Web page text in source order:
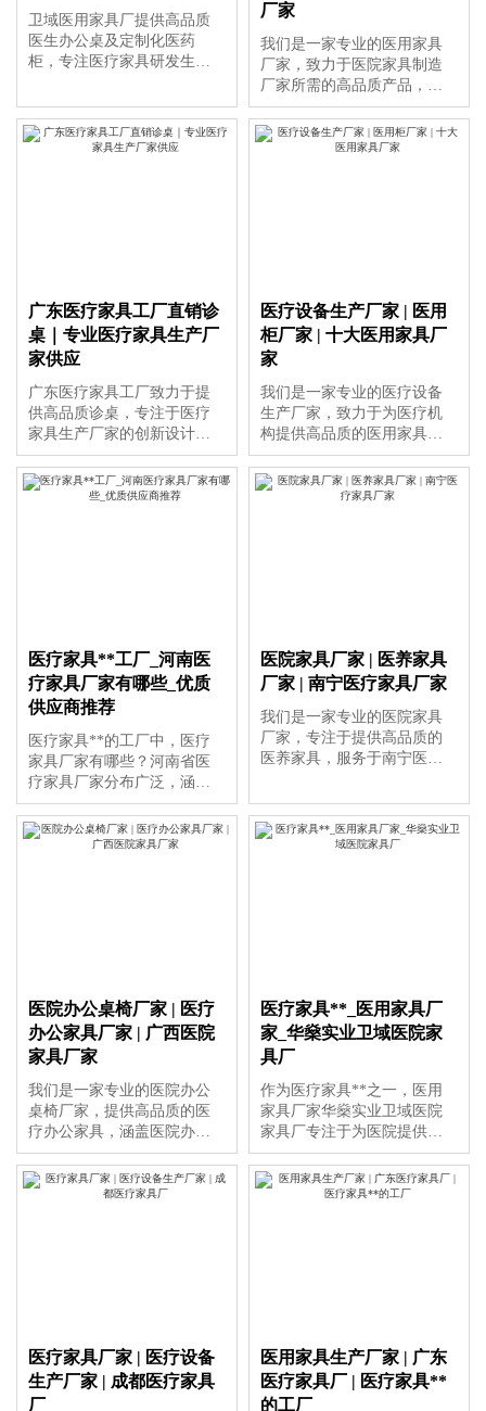
卫域医用家具厂提供高品质
医生办公桌及定制化医药
柜，专注医疗家具研发生
厂家
我们是一家专业的医用家具
厂家，致力于医院家具制造
厂家所需的高品质产品，同
时提供优质的医用办公家具
厂家解决方案，满足医疗机
构多样化需求。
广东医疗家具工厂直销诊
桌｜专业医疗家具生产厂
家供应
广东医疗家具工厂致力于提
供高品质诊桌，专注于医疗
家具生产厂家的创新设计与
制造，确保产品符合医疗机
构的专业需求，兼具实用性
与舒适性，广泛应用于各类
医疗设备生产厂家 | 医用
柜厂家 | 十大医用家具厂
家
我们是一家专业的医疗设备
生产厂家，致力于为医疗机
构提供高品质的医用家具和
设备。作为**的医用柜厂
家，我们提供多种款式和规
格的产品，满足不同医疗环
医疗家具**工厂_河南医
疗家具厂家有哪些_优质
供应商推荐
医疗家具**的工厂中，医疗
家具厂家有哪些？河南省医
疗家具厂家分布广泛，涵盖
多个**品牌，提供高品质的
医疗家具整体解决方案。
医院家具厂家 | 医养家具
厂家 | 南宁医疗家具厂家
我们是一家专业的医院家具
厂家，专注于提供高品质的
医养家具，服务于南宁医疗
安全、人性化的医疗环境。
医院办公桌椅厂家 | 医疗
办公家具厂家 | 广西医院
家具厂家
我们是一家专业的医院办公
桌椅厂家，提供高品质的医
疗办公家具，涵盖医院办公
桌椅、医疗办公家具的设计
与定制。作为广西医院家具
厂家，我们致力于为医疗机
医疗家具**_医用家具厂
家_华燊实业卫域医院家
具厂
作为医疗家具**之一，医用
家具厂家华燊实业卫域医院
家具厂专注于为医院提供高
品质、智能化的医用家具整
体解决方案，涵盖导医台、
护士站等多种产品，助力提
医疗家具厂家 | 医疗设备
生产厂家 | 成都医疗家具
厂
医用家具生产厂家 | 广东
医疗家具厂 | 医疗家具**
的工厂